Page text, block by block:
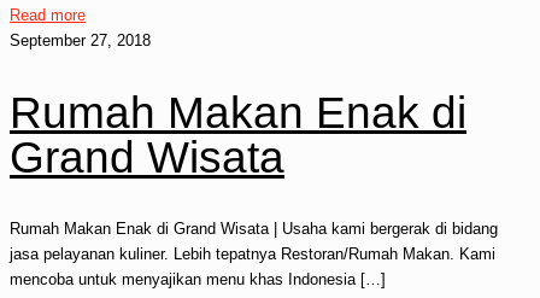
Read more
September 27, 2018
Rumah Makan Enak di
Grand Wisata
Rumah Makan Enak di Grand Wisata | Usaha kami bergerak di bidang
jasa pelayanan kuliner. Lebih tepatnya Restoran/Rumah Makan. Kami
mencoba untuk menyajikan menu khas Indonesia[…]